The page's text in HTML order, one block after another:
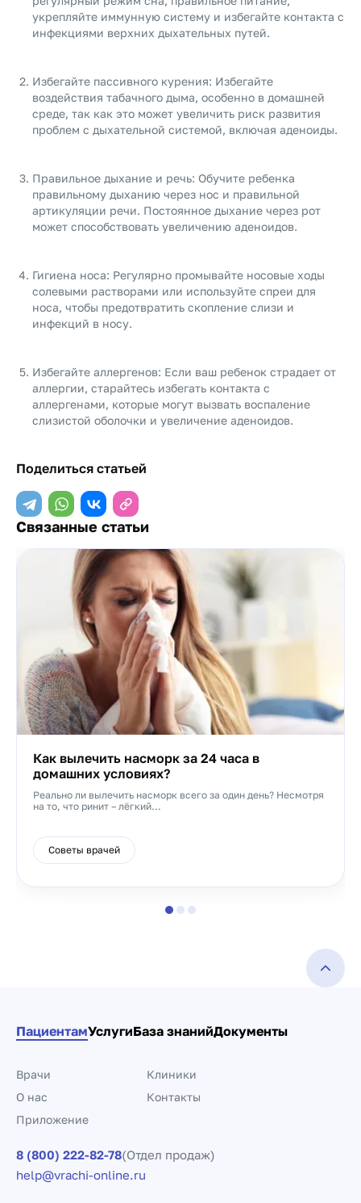
укрепляйте иммунную систему и избегайте контакта с
инфекциями верхних дыхательных путей.
Избегайте пассивного курения: Избегайте
воздействия табачного дыма, особенно в домашней
среде, так как это может увеличить риск развития
проблем с дыхательной системой, включая аденоиды.
Правильное дыхание и речь: Обучите ребенка
правильному дыханию через нос и правильной
артикуляции речи. Постоянное дыхание через рот
может способствовать увеличению аденоидов.
Гигиена носа: Регулярно промывайте носовые ходы
солевыми растворами или используйте спреи для
носа, чтобы предотвратить скопление слизи и
инфекций в носу.
Избегайте аллергенов: Если ваш ребенок страдает от
аллергии, старайтесь избегать контакта с
аллергенами, которые могут вызвать воспаление
слизистой оболочки и увеличение аденоидов.
Поделиться статьей
Связанные статьи
Как вылечить насморк за 24 часа в
домашних условиях?
Реально ли вылечить насморк всего за один день? Несмотря
на то, что ринит – лёгкий...
Советы врачей
ПациентамУслугиБаза знанийДокументы
Врачи
Клиники
О нас
Контакты
Приложение
8 (800) 222-82-78(Отдел продаж)
help@vrachi-online.ru